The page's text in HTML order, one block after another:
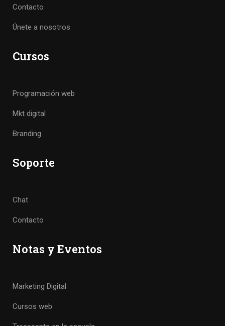
Contacto
Únete a nosotros
Cursos
Programación web
Mkt digital
Branding
Soporte
Chat
Contacto
Notas y Eventos
Marketing Digital
Cursos web